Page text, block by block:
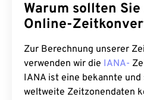
Warum sollten
Online-
Zur Berechnung unserer
verwenden wir die IANA-
IANA ist eine bekannte
weltweite Zeitzonendaten